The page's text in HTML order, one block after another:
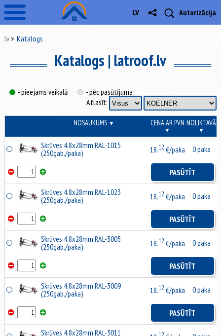
Autorizācija
LV
lv Katalogs
Katalogs | latroof.lv
- pieejams veikalā
- pēc pasūtījuma
Atlasīt:
NOSAUKUMS ▼ CENA AR PVN
▼
NOLIKTAVĀ
▼
Skrūves 4.8x28mm RAL-1015
(250gab./paka)
18.12€/paka 0 paka
PASŪTĪT
Skrūves 4.8x28mm RAL-1023
(250gab./paka)
18.12€/paka 0 paka
PASŪTĪT
Skrūves 4.8x28mm RAL-3005
(250gab./paka)
18.12€/paka 0 paka
PASŪTĪT
Skrūves 4.8x28mm RAL-3009
(250gab./paka)
18.12€/paka 0 paka
PASŪTĪT
Skrūves 4.8x28mm RAL-3011